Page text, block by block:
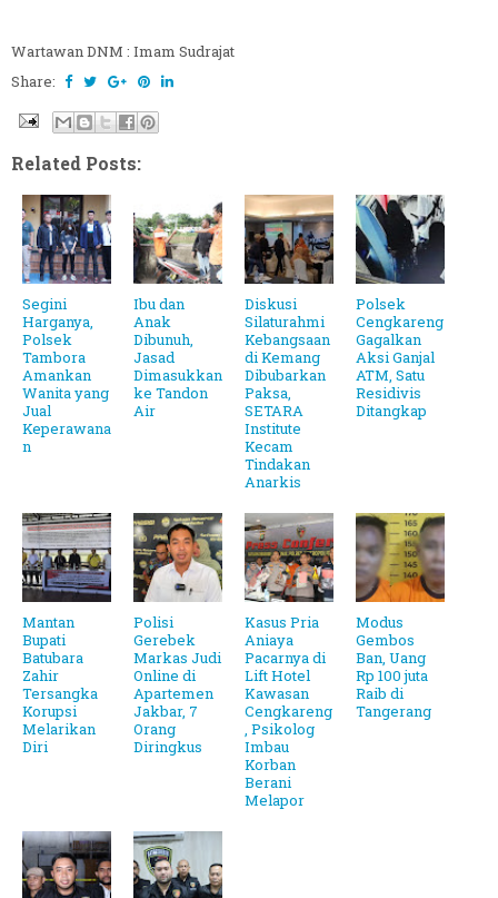
Wartawan DNM : Imam Sudrajat
Share:
Related Posts:
Segini
Harganya,
Polsek
Tambora
Amankan
Wanita yang
Jual
Keperawana
n
Ibu dan
Anak
Dibunuh,
Jasad
Dimasukkan
ke Tandon
Air
Diskusi
Silaturahmi
Kebangsaan
di Kemang
Dibubarkan
Paksa,
SETARA
Institute
Kecam
Tindakan
Anarkis
Polsek
Cengkareng
Gagalkan
Aksi Ganjal
ATM, Satu
Residivis
Ditangkap
Mantan
Bupati
Batubara
Zahir
Tersangka
Korupsi
Melarikan
Diri
Polisi
Gerebek
Markas Judi
Online di
Apartemen
Jakbar, 7
Orang
Diringkus
Kasus Pria
Aniaya
Pacarnya di
Lift Hotel
Kawasan
Cengkareng
, Psikolog
Imbau
Korban
Berani
Melapor
Modus
Gembos
Ban, Uang
Rp 100 juta
Raib di
Tangerang